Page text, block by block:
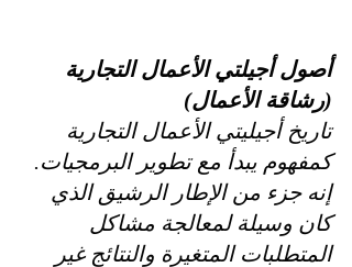
أصول أجيلتي الأعمال التجارية
(رشاقة الأعمال)
تاريخ أجيليتي الأعمال التجارية
كمفهوم يبدأ مع تطوير البرمجيات.
إنه جزء من الإطار الرشيق الذي
كان وسيلة لمعالجة مشاكل
المتطلبات المتغيرة والنتائج غير